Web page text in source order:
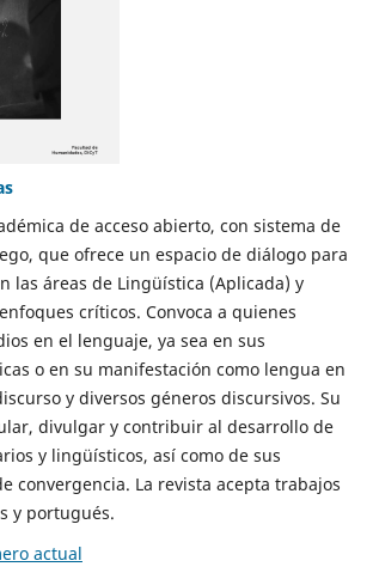
de acceso abierto, con sistema de
que ofrece un espacio de diálogo para
las áreas de Lingüística (Aplicada) y
críticos. Convoca a quienes
en el lenguaje, ya sea en sus
o en su manifestación como lengua en
y diversos géneros discursivos. Su
divulgar y contribuir al desarrollo de
y lingüísticos, así como de sus
convergencia. La revista acepta trabajos
y portugués.
actual